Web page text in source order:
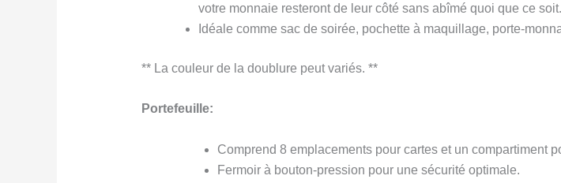
votre monnaie resteront de leur côté sans abîmé quoi que ce soit.
Idéale comme sac de soirée, pochette à maquillage, porte-
** La couleur de la doublure peut variés. **
Portefeuille:
Comprend 8 emplacements pour cartes et un compartiment
Fermoir à bouton-pression pour une sécurité optimale.